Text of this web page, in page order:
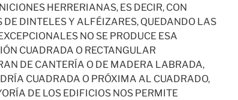
HERRERIANAS, ES DECIR, CON
DINTELES Y ALFÉIZARES, QUEDANDO LAS
NO SE PRODUCE ESA
CUADRADA O RECTANGULAR
DE CANTERÍA O DE MADERA LABRADA,
CUADRADA O PRÓXIMA AL CUADRADO,
DE LOS EDIFICIOS NOS PERMITE